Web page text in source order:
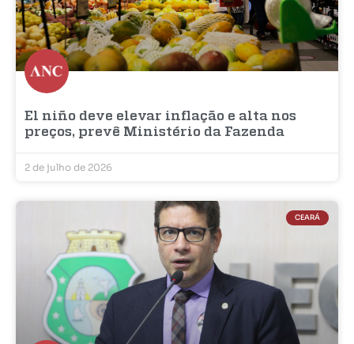
El niño deve elevar inflação e alta nos
preços, prevê Ministério da Fazenda
2 de julho de 2026
CEARÁ